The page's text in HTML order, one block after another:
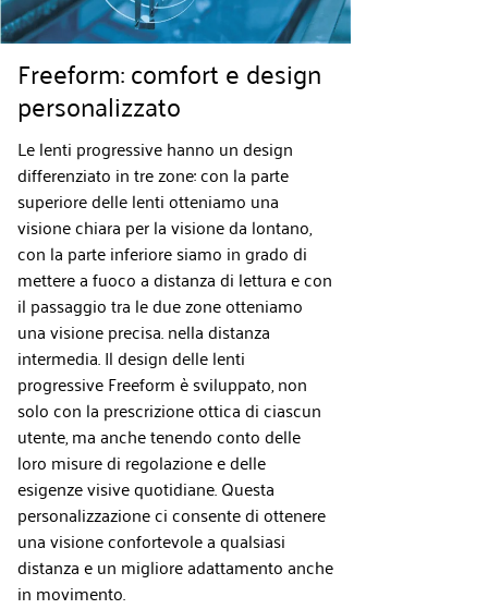
Freeform: comfort e design
personalizzato
Le lenti progressive hanno un design
differenziato in tre zone: con la parte
superiore delle lenti otteniamo una
visione chiara per la visione da lontano,
con la parte inferiore siamo in grado di
mettere a fuoco a distanza di lettura e con
il passaggio tra le due zone otteniamo
una visione precisa. nella distanza
intermedia. Il design delle lenti
progressive Freeform è sviluppato, non
solo con la prescrizione ottica di ciascun
utente, ma anche tenendo conto delle
loro misure di regolazione e delle
esigenze visive quotidiane. Questa
personalizzazione ci consente di ottenere
una visione confortevole a qualsiasi
distanza e un migliore adattamento anche
in movimento.